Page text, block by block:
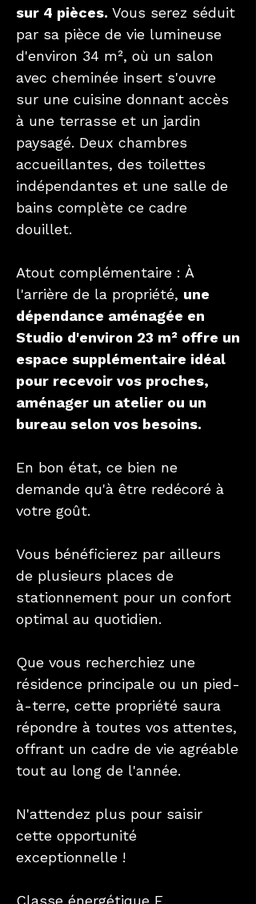
sur 4 pièces. Vous serez séduit
par sa pièce de vie lumineuse
d'environ 34 m², où un salon
avec cheminée insert s'ouvre
sur une cuisine donnant accès
à une terrasse et un jardin
paysagé. Deux chambres
accueillantes, des toilettes
indépendantes et une salle de
bains complète ce cadre
douillet.
Atout complémentaire : À
l'arrière de la propriété, une
dépendance aménagée en
Studio d'environ 23 m² offre un
espace supplémentaire idéal
pour recevoir vos proches,
aménager un atelier ou un
bureau selon vos besoins.
En bon état, ce bien ne
demande qu'à être redécoré à
votre goût.
Vous bénéficierez par ailleurs
de plusieurs places de
stationnement pour un confort
optimal au quotidien.
Que vous recherchiez une
résidence principale ou un pied-
à-terre, cette propriété saura
répondre à toutes vos attentes,
offrant un cadre de vie agréable
tout au long de l'année.
N'attendez plus pour saisir
cette opportunité
exceptionnelle !
Classe énergétique E.